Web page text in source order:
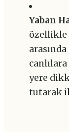
Yaban
özellikle
yere
tutarak